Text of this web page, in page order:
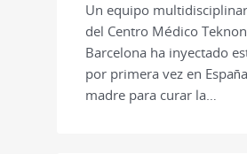
Un equipo multidisciplinar
del Centro Médico
Barcelona ha inyectado
por primera vez en
madre para curar la…